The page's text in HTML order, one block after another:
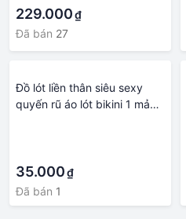
229.000₫
Đã bán 27
Đồ lót liền thân siêu sexy
quyến rũ áo lót bikini 1 mảnh
35.000₫
Đã bán 1